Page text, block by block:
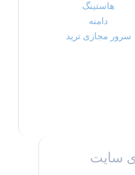
هاستینگ
دامنه
سرور مجازی ترید
سایت